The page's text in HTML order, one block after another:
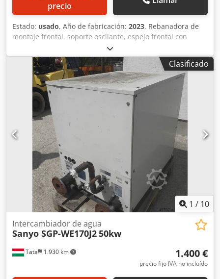
precio
Estado: usado, Año de fabricación: 2023, Rebanadora de
montaje frontal, soporte oscilante, espejo frontal con
soporte, plegado hidráulico del protector lateral, señales
de advertencia y sistema de iluminación, eje cardán
estándar montado, juego de limpiadores, juego de conos.
Codpfx Amjtrdh Nohjrf
Clasificado
1 / 10
Tata 1.930 km
Intercambiador de agua
Sanyo SGP-WE170J250kw
1.400 €
precio fijo IVA no incluído